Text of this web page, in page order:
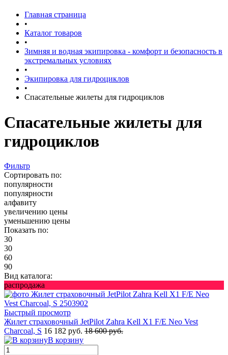
Главная страница
•
Каталог товаров
•
Зимняя и водная экипировка - комфорт и безопасность в
экстремальных условиях
•
Экипировка для гидроциклов
•
Спасательные жилеты для гидроциклов
Спасательные жилеты для
гидроциклов
Фильтр
Сортировать по:
популярности
популярности
алфавиту
увеличению цены
уменьшению цены
Показать по:
30
30
60
90
Вид каталога:
распродажа
Быстрый просмотр
Жилет страховочный JetPilot Zahra Kell X1 F/E Neo Vest
Charcoal, S 16 182 руб. 18 600 руб.
В корзину